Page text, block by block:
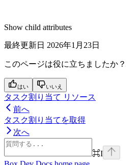
Show child attributes
最終更新日 2026年1月23日
このページは役に立ちましたか？
はい いいえ
タスク割り当て リソース
前へ
タスク割り当てを取得
次へ
⌘I